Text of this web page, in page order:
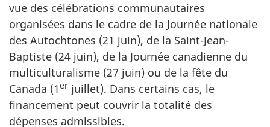
vue des célébrations communautaires
organisées dans le cadre de la Journée nationale
des Autochtones (21 juin), de la Saint-Jean-
Baptiste (24 juin), de la Journée canadienne du
multiculturalisme (27 juin) ou de la fête du
Canada (1er juillet). Dans certains cas, le
financement peut couvrir la totalité des
dépenses admissibles.